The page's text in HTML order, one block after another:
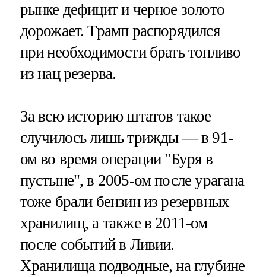
рынке дефицит и черное золото
дорожает. Трамп распорядился
при необходимости брать топливо
из нац резерва.
За всю историю штатов такое
случилось лишь трижды — в 91-
ом во время операции "Буря в
пустыне", в 2005-ом после урагана
тоже брали бензин из резервных
хранилищ, а также в 2011-ом
после событий в Ливии.
Хранилища подводные, на глубине